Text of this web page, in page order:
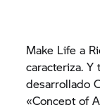
Make Life a
caracteriza. Y
desarrollado
«Concept of